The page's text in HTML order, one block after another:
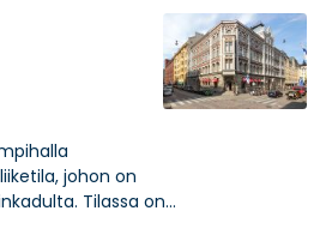
johon on
Tilassa on...